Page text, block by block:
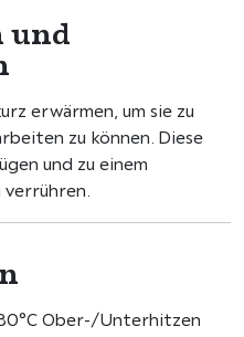
und
erwärmen, um sie zu
zu können. Diese
und zu einem
verrühren.
Ober-/Unterhitzen